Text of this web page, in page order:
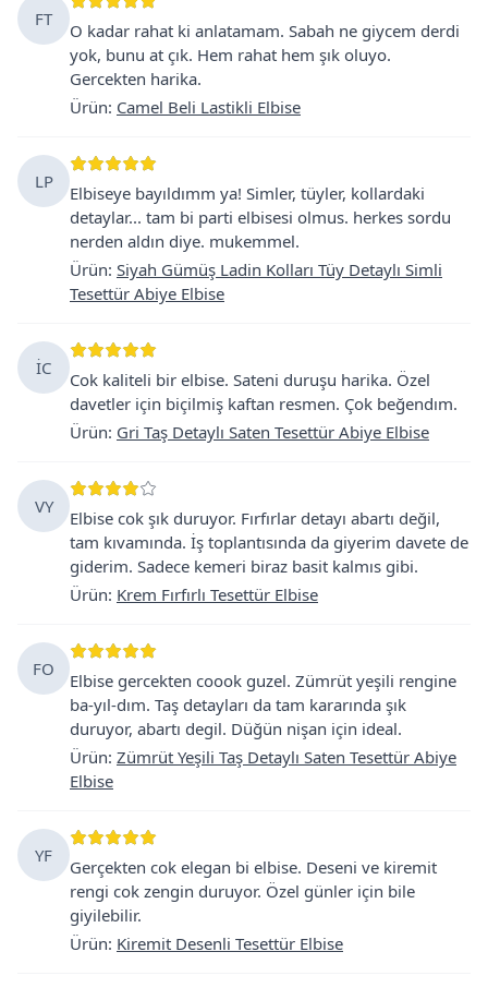
FT
O kadar rahat ki anlatamam. Sabah ne giycem derdi
yok, bunu at çık. Hem rahat hem şık oluyo.
Gercekten harika.
Ürün: Camel Beli Lastikli Elbise
LP
Elbiseye bayıldımm ya! Simler, tüyler, kollardaki
detaylar... tam bi parti elbisesi olmus. herkes sordu
nerden aldın diye. mukemmel.
Ürün: Siyah Gümüş Ladin Kolları Tüy Detaylı Simli
Tesettür Abiye Elbise
İC
Cok kaliteli bir elbise. Sateni duruşu harika. Özel
davetler için biçilmiş kaftan resmen. Çok beğendım.
Ürün: Gri Taş Detaylı Saten Tesettür Abiye Elbise
VY
Elbise cok şık duruyor. Fırfırlar detayı abartı değil,
tam kıvamında. İş toplantısında da giyerim davete de
giderim. Sadece kemeri biraz basit kalmıs gibi.
Ürün: Krem Fırfırlı Tesettür Elbise
FO
Elbise gercekten coook guzel. Zümrüt yeşili rengine
ba-yıl-dım. Taş detayları da tam kararında şık
duruyor, abartı degil. Düğün nişan için ideal.
Ürün: Zümrüt Yeşili Taş Detaylı Saten Tesettür Abiye
Elbise
YF
Gerçekten cok elegan bi elbise. Deseni ve kiremit
rengi cok zengin duruyor. Özel günler için bile
giyilebilir.
Ürün: Kiremit Desenli Tesettür Elbise